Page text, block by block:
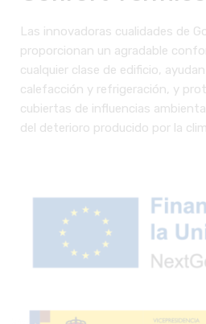
Las innovadoras cualidades de
proporcionan un agradable
cualquier clase de edificio,
calefacción y refrigeración, y
cubiertas de influencias
del deterioro producido por la